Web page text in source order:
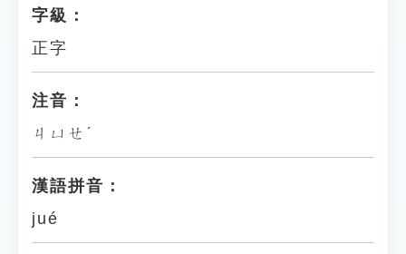
字級：
正字
注音：
ㄐㄩㄝˊ
漢語拼音：
jué